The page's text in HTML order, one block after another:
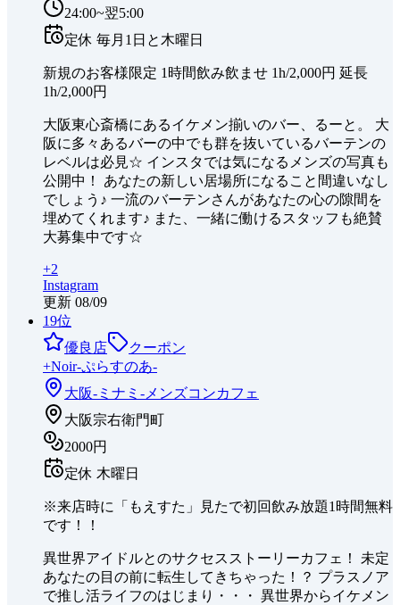
24:00~翌5:00
定休 毎月1日と木曜日
新規のお客様限定 1時間飲み飲ませ 1h/2,000円 延長
1h/2,000円
大阪東心斎橋にあるイケメン揃いのバー、るーと。 大
阪に多々あるバーの中でも群を抜いているバーテンの
レベルは必見☆ インスタでは気になるメンズの写真も
公開中！ あなたの新しい居場所になること間違いなし
でしょう♪ 一流のバーテンさんがあなたの心の隙間を
埋めてくれます♪ また、一緒に働けるスタッフも絶賛
大募集中です☆
+2
Instagram
更新 08/09
19位
優良店
クーポン
+Noir-ぷらすのあ-
大阪-ミナミ- メンズコンカフェ
大阪宗右衛門町
2000円
定休 木曜日
※来店時に「もえすた」見たで初回飲み放題1時間無料
です！！
異世界アイドルとのサクセスストーリーカフェ！ 未定
あなたの目の前に転生してきちゃった！？ プラスノア
で推し活ライフのはじまり・・・ 異世界からイケメン